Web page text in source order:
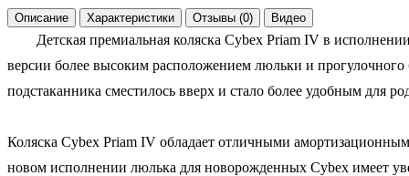
Описание Характеристики Отзывы (0) Видео
Детская премиальная коляска Cybex Priam IV в
версии более высоким расположением люльки и
подстаканника сместилось вверх и стало более удобным для
Коляска Cybex Priam IV обладает отличными
новом исполнении люлька для новорожденных Cybex имеет